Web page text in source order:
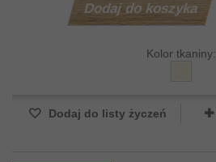
Dodaj do koszyka
Kolor tkaniny:
Dodaj do listy życzeń